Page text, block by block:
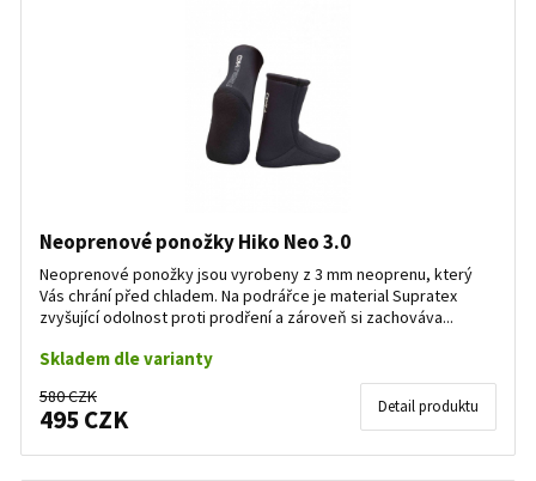
Neoprenové ponožky Hiko Neo 3.0
Neoprenové ponožky jsou vyrobeny z 3 mm neoprenu, který
Vás chrání před chladem. Na podrářce je material Supratex
zvyšující odolnost proti prodření a zároveň si zachováva...
Skladem dle varianty
580 CZK
495 CZK Detail produktu